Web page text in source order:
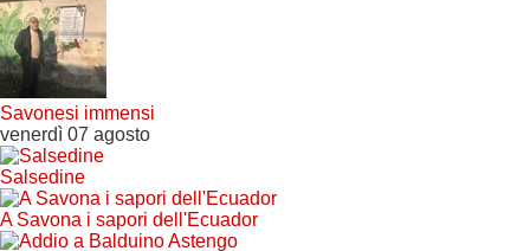
Savonesi immensi
venerdì 07 agosto
Salsedine
A Savona i sapori dell'Ecuador